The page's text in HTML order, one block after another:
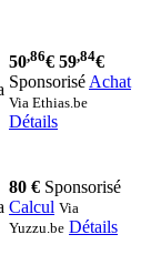
50,86€ 59,84€
Sponsorisé Achat
Via Ethias.be
Détails
80 € Sponsorisé
Calcul Via
Yuzzu.be Détails